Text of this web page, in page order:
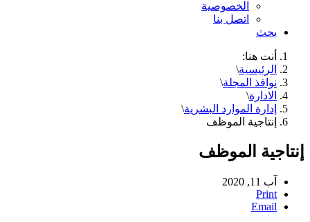
الخصوصية
اتصل بنا
بحث
أنت هنا:
الرئيسية\
نوافذ المجلة\
الادارة\
إدارة الموارد البشرية\
إنتاجية الموظف
إنتاجية الموظف
آب 11, 2020
Print
Email